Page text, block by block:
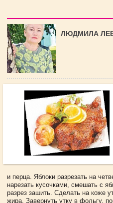
ЛЮДМИЛА
и перца. Яблоки разрезать на
нарезать кусочками, смешать с
разрез зашить. Сделать на коже
жира. Завернуть утку в фольгу,